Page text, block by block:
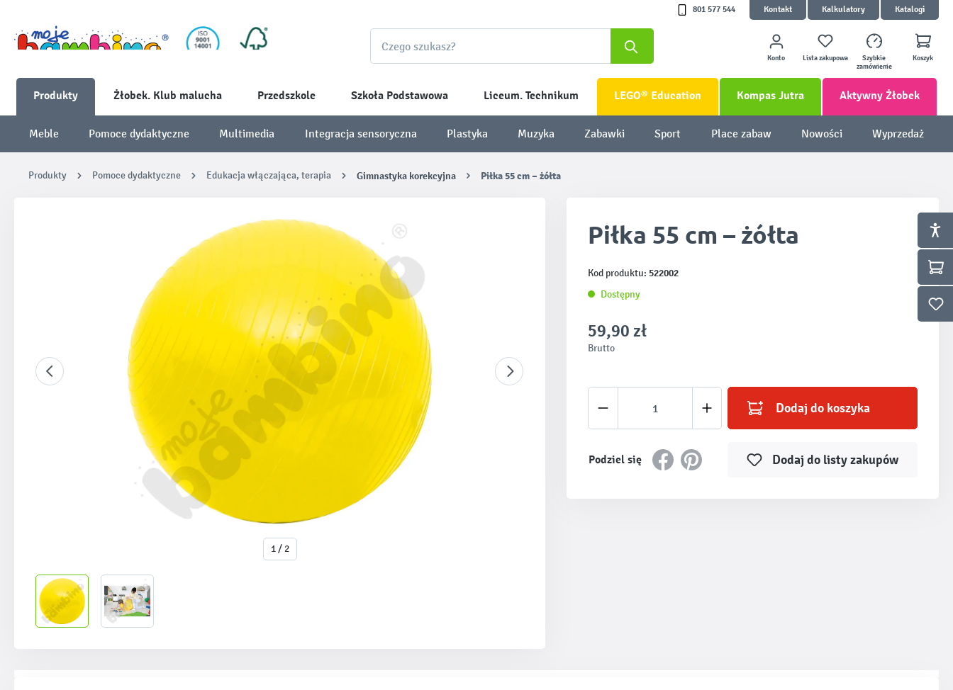
801 577 544 Kontakt Kalkulatory Katalogi
Konto Lista zakupowa
Szybkie
zamówienie
Koszyk
Produkty Żłobek. Klub malucha Przedszkole Szkoła Podstawowa Liceum. Technikum LEGO® Education Kompas Jutra Aktywny Żłobek
Meble Pomoce dydaktyczne Multimedia Integracja sensoryczna Plastyka Muzyka Zabawki Sport Place zabaw Nowości Wyprzedaż
Produkty Pomoce dydaktyczne Edukacja włączająca, terapia Gimnastyka korekcyjna Piłka 55 cm – żółta
1 / 2
Piłka 55 cm – żółta
Kod produktu: 522002
Dostępny
59,90 zł
Brutto
Ilość produktu: Wprowadź żądaną ilość lub użyj
Dodaj do koszyka
Podziel się Dodaj do listy zakupów